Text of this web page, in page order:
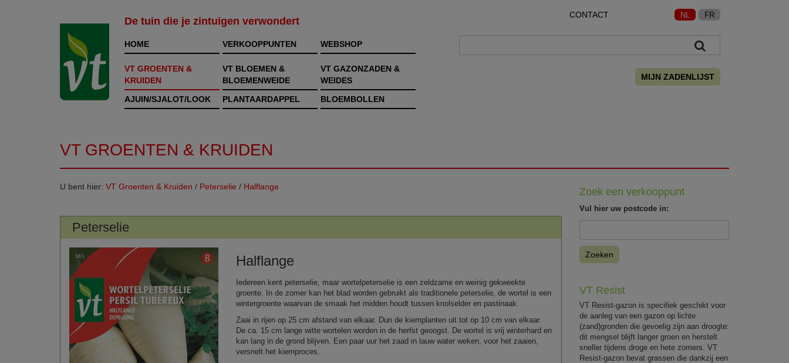
De tuin die je zintuigen verwondert
CONTACT NL FR
HOME VERKOOPPUNTEN WEBSHOP
VT GROENTEN &
KRUIDEN
VT BLOEMEN &
BLOEMENWEIDE
VT GAZONZADEN &
WEIDES
AJUIN/SJALOT/LOOK
PLANTAARDAPPEL BLOEMBOLLEN
MIJN ZADENLIJST
VT GROENTEN & KRUIDEN
U bent hier: VT Groenten & Kruiden / Peterselie / Halflange
Peterselie
Halflange
Iedereen kent peterselie, maar wortelpeterselie is een zeldzame en weinig gekweekte
groente. In de zomer kan het blad worden gebruikt als traditionele peterselie, de wortel is een
wintergroente waarvan de smaak het midden houdt tussen knolselder en pastinaak.
Zaai in rijen op 25 cm afstand van elkaar. Dun de kiemplanten uit tot op 10 cm van elkaar.
De ca. 15 cm lange witte wortelen worden in de herfst geoogst. De wortel is vrij winterhard en
kan lang in de grond blijven. Een paar uur het zaad in lauw water weken, voor het zaaien,
versnelt het kiemproces.
Zoek een verkooppunt
Vul hier uw postcode in:
Zoeken
VT Resist
VT Resist-gazon is specifiek geschikt voor
de aanleg van een gazon op lichte
(zand)gronden die gevoelig zijn aan droogte:
dit mengsel blijft langer groen en herstelt
sneller tijdens droge en hete zomers. VT
Resist-gazon bevat grassen die dankzij een